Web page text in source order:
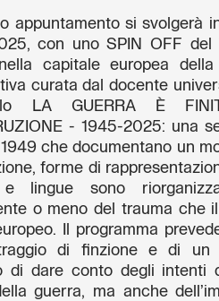
appuntamento si svolgerà
con uno SPIN OFF del
capitale europea
curata dal docente
LA GUERRA È
- 1945-2025: una
che documentano un
forme di
e lingue sono
o meno del trauma che
Il programma
di finzione e di
di dare conto degli intenti
guerra, ma anche